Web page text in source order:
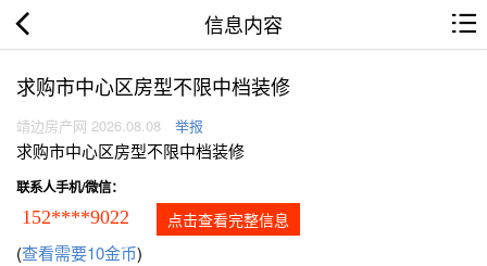
信息内容
求购市中心区房型不限中档装修
靖边房产网 2026.08.08 举报
求购市中心区房型不限中档装修
联系人手机/微信：
152****9022 点击查看完整信息
(查看需要10金币)